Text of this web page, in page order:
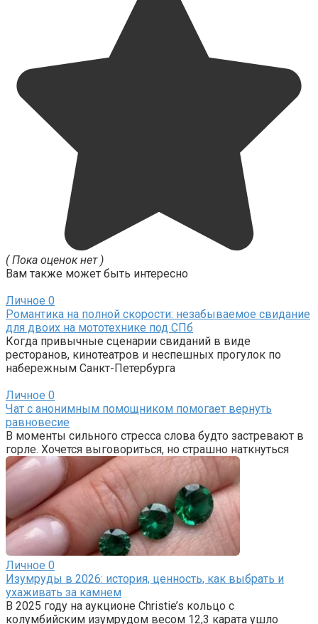
( Пока оценок нет )
Вам также может быть интересно
Личное 0
Романтика на полной скорости: незабываемое свидание
для двоих на мототехнике под СПб
Когда привычные сценарии свиданий в виде
ресторанов, кинотеатров и неспешных прогулок по
набережным Санкт-Петербурга
Личное 0
Чат с анонимным помощником помогает вернуть
равновесие
В моменты сильного стресса слова будто застревают в
горле. Хочется выговориться, но страшно наткнуться
Личное 0
Изумруды в 2026: история, ценность, как выбрать и
ухаживать за камнем
В 2025 году на аукционе Christie’s кольцо с
колумбийским изумрудом весом 12,3 карата ушло